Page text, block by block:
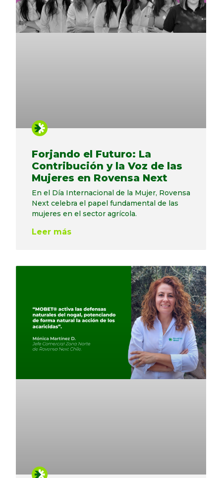
Forjando el Futuro: La
Contribución y la Voz de las
Mujeres en Rovensa Next
En el Día Internacional de la Mujer, Rovensa
Next celebra el papel fundamental de las
mujeres en el sector agrícola.
Leer más